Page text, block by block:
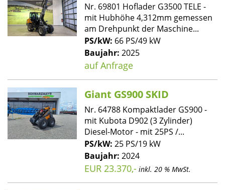
Nr. 69801 Hoflader G3500 TELE -
mit Hubhöhe 4,312mm gemessen
am Drehpunkt der Maschine...
PS/kW: 66 PS/49 kW
Baujahr: 2025
auf Anfrage
Giant GS900 SKID
Nr. 64788 Kompaktlader GS900 -
mit Kubota D902 (3 Zylinder)
Diesel-Motor - mit 25PS /...
PS/kW: 25 PS/19 kW
Baujahr: 2024
EUR 23.370,- inkl. 20 % MwSt.